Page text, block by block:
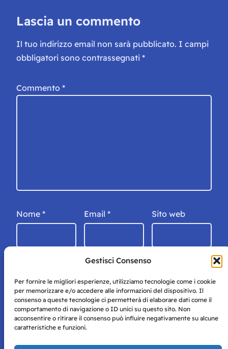
Gestisci Consenso
Per fornire le migliori esperienze, utilizziamo tecnologie come i cookie
per memorizzare e/o accedere alle informazioni del dispositivo. Il
consenso a queste tecnologie ci permetterà di elaborare dati come il
comportamento di navigazione o ID unici su questo sito. Non
acconsentire o ritirare il consenso può influire negativamente su alcune
caratteristiche e funzioni.
Lascia un commento
Il tuo indirizzo email non sarà pubblicato. I campi
obbligatori sono contrassegnati *
Commento *
Nome * Email * Sito web